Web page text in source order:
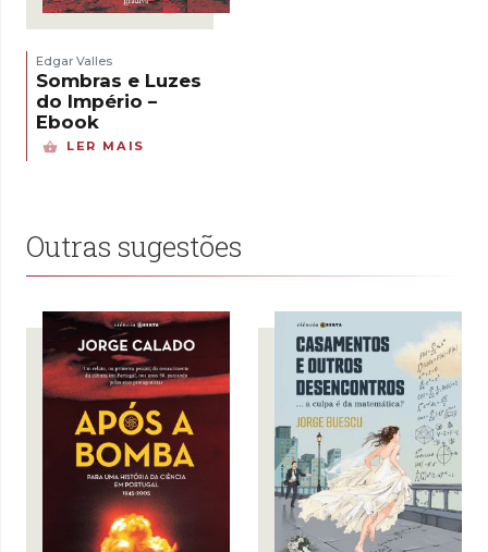
Edgar Valles
Sombras e Luzes
do Império –
Ebook
LER MAIS
Outras sugestões